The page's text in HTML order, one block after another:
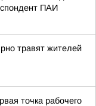
ПАИ
травят жителей
точка рабочего